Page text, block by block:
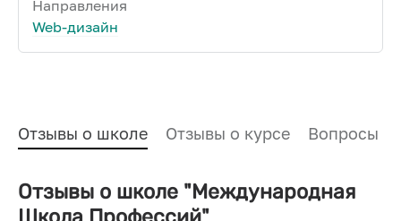
Направления
Web-дизайн
Отзывы о школе Отзывы о курсе Вопросы и
Отзывы о школе "Международная